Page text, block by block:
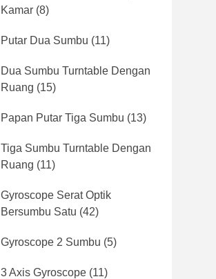
Kamar (8)
Putar Dua Sumbu (11)
Dua Sumbu Turntable Dengan
Ruang (15)
Papan Putar Tiga Sumbu (13)
Tiga Sumbu Turntable Dengan
Ruang (11)
Gyroscope Serat Optik
Bersumbu Satu (42)
Gyroscope 2 Sumbu (5)
3 Axis Gyroscope (11)